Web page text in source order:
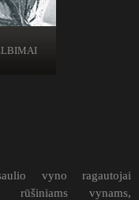
vyno ragautojai
rūšiniams vynams,